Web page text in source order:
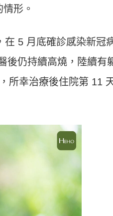
形。
在 5 月底確診感染新冠
後仍持續高燒，陸續有
所幸治療後住院第 11